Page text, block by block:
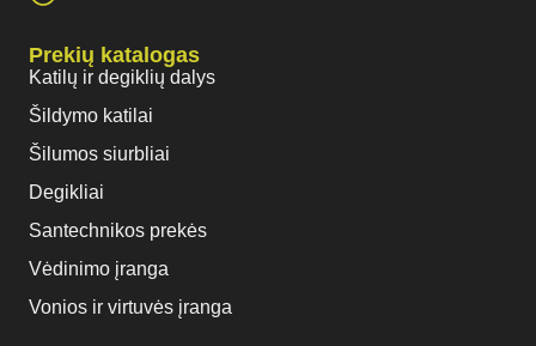
Prekių katalogas
Katilų ir degiklių dalys
Šildymo katilai
Šilumos siurbliai
Degikliai
Santechnikos prekės
Vėdinimo įranga
Vonios ir virtuvės įranga